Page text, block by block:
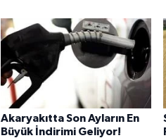
Akaryakıtta Son Ayların En
Büyük İndirimi Geliyor!